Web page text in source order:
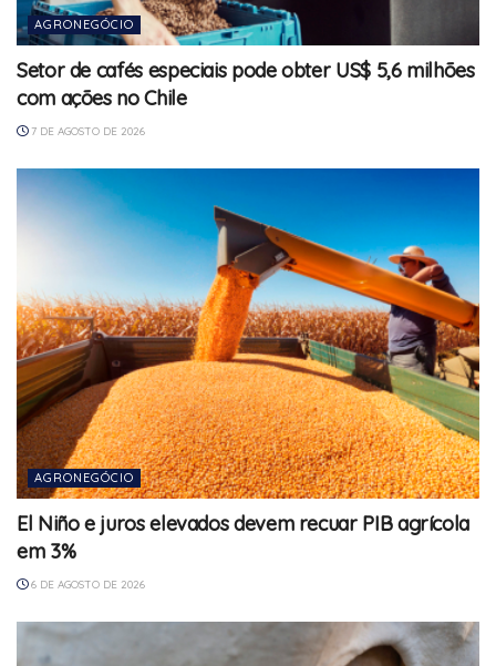
AGRONEGÓCIO
Setor de cafés especiais pode obter US$ 5,6 milhões
com ações no Chile
7 DE AGOSTO DE 2026
AGRONEGÓCIO
El Niño e juros elevados devem recuar PIB agrícola
em 3%
6 DE AGOSTO DE 2026